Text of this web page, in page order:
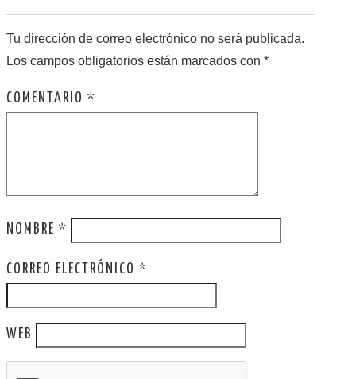
Tu dirección de correo electrónico no será publicada.
Los campos obligatorios están marcados con *
COMENTARIO *
NOMBRE *
CORREO ELECTRÓNICO *
WEB